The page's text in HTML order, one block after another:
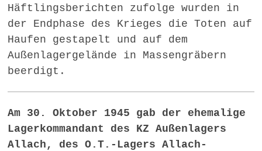
Häftlingsberichten zufolge wurden in
der Endphase des Krieges die Toten auf
Haufen gestapelt und auf dem
Außenlagergelände in Massengräbern
beerdigt.
Am 30. Oktober 1945 gab der ehemalige
Lagerkommandant des KZ Außenlagers
Allach, des O.T.-Lagers Allach-